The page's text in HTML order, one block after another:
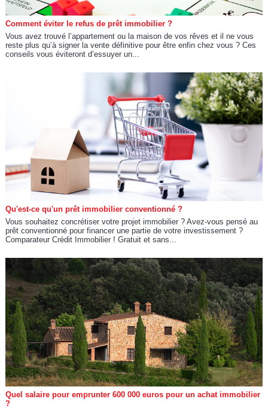
Comment éviter le refus de prêt immobilier ?
Vous avez trouvé l’appartement ou la maison de vos rêves et il ne vous
reste plus qu’à signer la vente définitive pour être enfin chez vous ? Ces
conseils vous éviteront d’essuyer un...
Qu'est-ce qu'un prêt immobilier conventionné ?
Vous souhaitez concrétiser votre projet immobilier ? Avez-vous pensé au
prêt conventionné pour financer une partie de votre investissement ?
Comparateur Crédit Immobilier ! Gratuit et sans...
Quel salaire pour emprunter 600 000 euros pour un achat immobilier
?